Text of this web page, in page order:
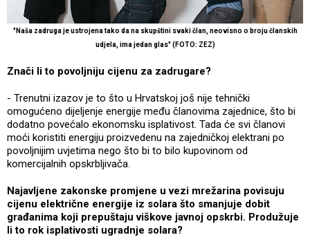
"Naša zadruga je ustrojena tako da na skupštini svaki član, neovisno o broju članskih
udjela, ima jedan glas" (FOTO: ZEZ)
Znači li to povoljniju cijenu za zadrugare?
- Trenutni izazov je to što u Hrvatskoj još nije tehnički
omogućeno dijeljenje energije među članovima zajednice, što bi
dodatno povećalo ekonomsku isplativost. Tada će svi članovi
moći koristiti energiju proizvedenu na zajedničkoj elektrani po
povoljnijim uvjetima nego što bi to bilo kupovinom od
komercijalnih opskrbljivača.
Najavljene zakonske promjene u vezi mrežarina povisuju
cijenu električne energije iz solara što smanjuje dobit
građanima koji prepuštaju viškove javnoj opskrbi. Produžuje
li to rok isplativosti ugradnje solara?